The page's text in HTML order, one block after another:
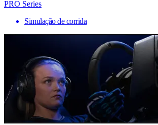
PRO Series
Simulação de corrida